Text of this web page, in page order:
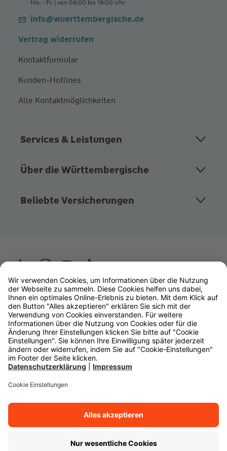
Mo. - Fr. | von 08:00 bis 18:00 Uhr
info@wuerttembergische.de
Vertrag widerrufen
Kontaktformular
Kunden-Hotlines
Alle Kontaktmöglichkeiten
Services & Leistungen
Über die Württembergische
Beliebte Versicherungen
Wüstenrot
W&W Gruppe
OLB Bank
Makler
Impressum
Datenschutz
Rechtliche Hinweise
Cookie-Einstellungen
Zurück zum Anfang